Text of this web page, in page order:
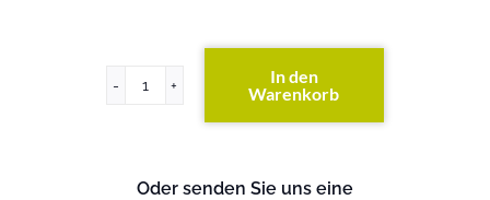
USV
In den
Warenkorb
Oder senden Sie uns eine